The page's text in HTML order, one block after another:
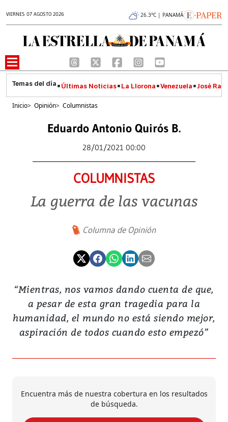
VIERNES 07 AGOSTO 2026 26.3°C | PANAMÁ
Últimas Noticias La Llorona Venezuela José
Inicio> Opinión> Columnistas
Eduardo Antonio Quirós B.
28/01/2021 00:00
COLUMNISTAS
La guerra de las vacunas
Columna de Opinión
“Mientras, nos vamos dando cuenta de que,
a pesar de esta gran tragedia para la
humanidad, el mundo no está siendo mejor,
aspiración de todos cuando esto empezó”
Encuentra más de nuestra cobertura en los resultados
de búsqueda.